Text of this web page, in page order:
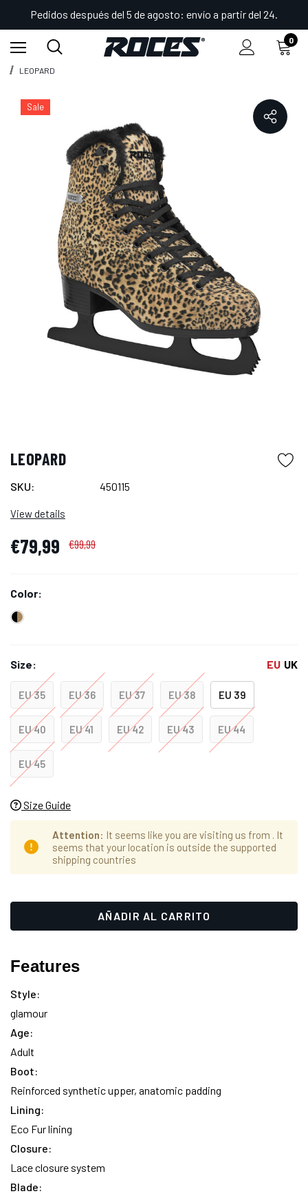
Pedidos después del 5 de agosto: envío a partir del 24.
0
Inicio
Shop Patines de hielo
Patines glamour de hielo
LEOPARD
Sale
LEOPARD
SKU: 450115
View details
€79,99 €99,99
Color:
Size: EU UK
EU 35 EU 36 EU 37 EU 38 EU 39
EU 40 EU 41 EU 42 EU 43 EU 44
EU 45
Size Guide
Attention: It seems like you are visiting us from . It
seems that your location is outside the supported
shipping countries
actual
existencias:
Features
Style:
glamour
Age:
Adult
Boot:
Reinforced synthetic upper, anatomic padding
Lining:
Eco Fur lining
Closure:
Lace closure system
Blade: